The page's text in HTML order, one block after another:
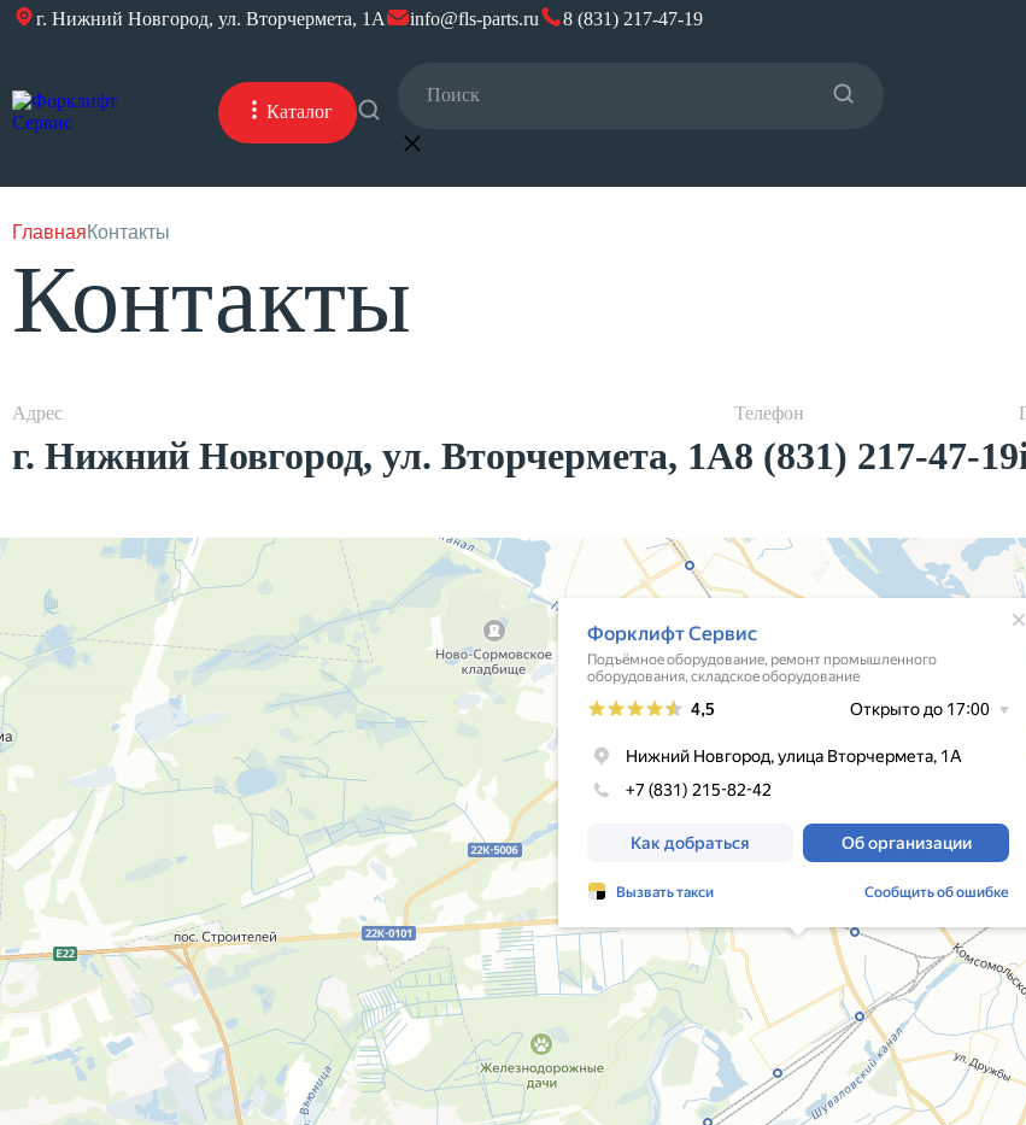
г. Нижний Новгород, ул. Вторчермета, 1А info@fls-parts.ru 8 (831) 217-47-19
Каталог
ГлавнаяКонтакты
Контакты
Адрес
г. Нижний Новгород, ул. Вторчермета, 1А
Телефон
8 (831) 217-47-19
Форклифт Сервис
Подъёмное оборудование в Нижнем Новгороде
Ремонт промышленного оборудования в Нижнем Новгороде